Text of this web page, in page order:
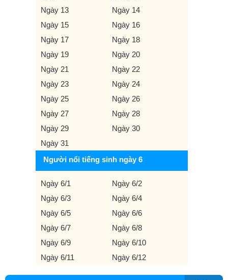
Ngày 13
Ngày 14
Ngày 15
Ngày 16
Ngày 17
Ngày 18
Ngày 19
Ngày 20
Ngày 21
Ngày 22
Ngày 23
Ngày 24
Ngày 25
Ngày 26
Ngày 27
Ngày 28
Ngày 29
Ngày 30
Ngày 31
Người nổi tiếng sinh ngày 6
Ngày 6/1
Ngày 6/2
Ngày 6/3
Ngày 6/4
Ngày 6/5
Ngày 6/6
Ngày 6/7
Ngày 6/8
Ngày 6/9
Ngày 6/10
Ngày 6/11
Ngày 6/12